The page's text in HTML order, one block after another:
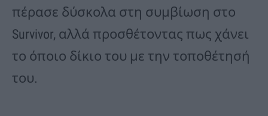
πέρασε δύσκολα στη συμβίωση στο
Survivor, αλλά προσθέτοντας πως χάνει
το όποιο δίκιο του με την τοποθέτησή
του.